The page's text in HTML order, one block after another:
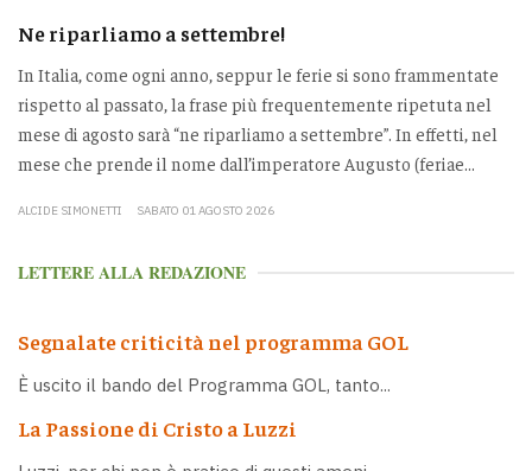
Ne riparliamo a settembre!
In Italia, come ogni anno, seppur le ferie si sono frammentate
rispetto al passato, la frase più frequentemente ripetuta nel
mese di agosto sarà “ne riparliamo a settembre”. In effetti, nel
mese che prende il nome dall’imperatore Augusto (feriae...
ALCIDE SIMONETTI SABATO 01 AGOSTO 2026
LETTERE ALLA REDAZIONE
Segnalate criticità nel programma GOL
È uscito il bando del Programma GOL, tanto...
La Passione di Cristo a Luzzi